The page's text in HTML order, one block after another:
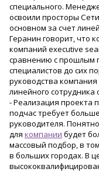
специального.
освоили просторы
основном за счет
Геранин говорит, что
компаний executive
сравнению с прошлым
специалистов до сих
руководства
линейного
- Реализация проекта
подчас требует
руководителя.
для компании будет
массовый подбор, в
в больших городах. В